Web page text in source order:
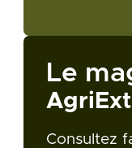
Le
Consultez